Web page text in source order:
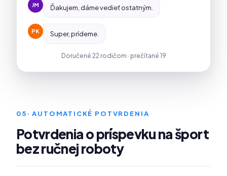
JM Ďakujem, dáme vedieť ostatným.
PK Super, prídeme.
Doručené 22 rodičom · prečítané 19
05 · AUTOMATICKÉ POTVRDENIA
Potvrdenia o príspevku na šport
bez ručnej roboty